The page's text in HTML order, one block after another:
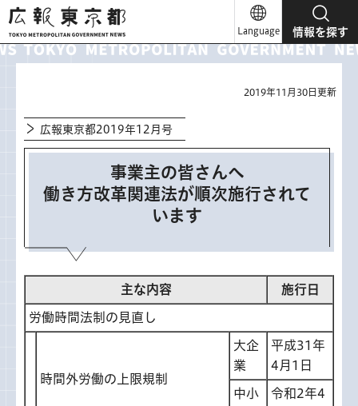
広報東京都
Language 情報を探す
2019年11月30日更新
広報東京都2019年12月号
事業主の皆さんへ
働き方改革関連法が順次施行されて
います
主な内容 施行日
労働時間法制の見直し
時間外労働の上限規制
大企
業
平成31年
4月1日
中小
令和2年4